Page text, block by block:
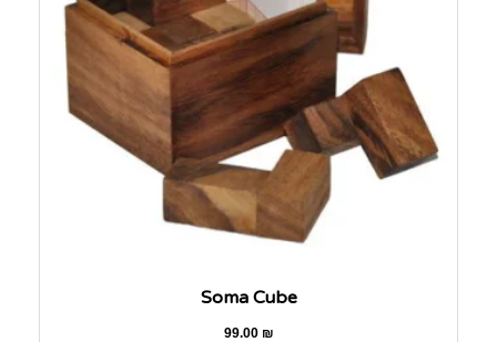
Soma Cube
99.00₪